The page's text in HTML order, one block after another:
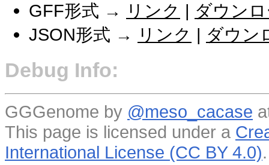
GFF形式 →
リンク | ダウン
JSON形式 →
リンク | ダウン
Debug Info:
GGGenome by @meso_cacase
This page is licensed under a
International License (CC BY 4.0).